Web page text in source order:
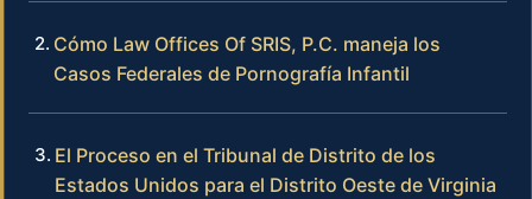
Cómo Law Offices Of SRIS, P.C. maneja los
Casos Federales de Pornografía Infantil
El Proceso en el Tribunal de Distrito de los
Estados Unidos para el Distrito Oeste de Virginia